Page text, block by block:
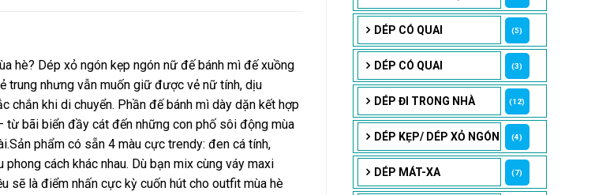
DÉP CÓ QUAI (5)
DÉP CÓ QUAI (3)
DÉP ĐI TRONG NHÀ (12)
DÉP KẸP/ DÉP XỎ NGÓN (4)
DÉP MÁT-XA (7)
hè? Dép xỏ ngón kẹp ngón nữ đế bánh mì đế xuồng
trung nhưng vẫn muốn giữ được vẻ nữ tính, dịu
chắn khi di chuyển. Phần đế bánh mì dày dặn kết hợp
bãi biển đầy cát đến những con phố sôi động mùa
phẩm có sẵn 4 màu cực trendy: đen cá tính,
cách khác nhau. Dù bạn mix cùng váy maxi
sẽ là điểm nhấn cực kỳ cuốn hút cho outfit mùa hè